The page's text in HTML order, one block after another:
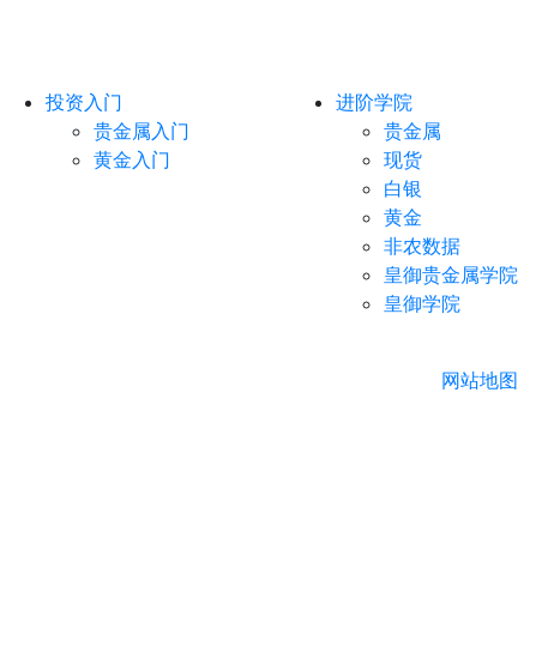
投资入门
贵金属入门
黄金入门
进阶学院
贵金属
现货
白银
黄金
非农数据
皇御贵金属学院
皇御学院
网站地图